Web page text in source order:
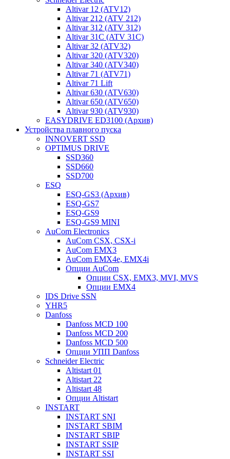
Altivar 12 (ATV12)
Altivar 212 (ATV 212)
Altivar 312 (ATV 312)
Altivar 31C (ATV 31C)
Altivar 32 (ATV32)
Altivar 320 (ATV320)
Altivar 340 (ATV340)
Altivar 71 (ATV71)
Altivar 71 Lift
Altivar 630 (ATV630)
Altivar 650 (ATV650)
Altivar 930 (ATV930)
EASYDRIVE ED3100 (Архив)
Устройства плавного пуска
INNOVERT SSD
OPTIMUS DRIVE
SSD360
SSD660
SSD700
ESQ
ESQ-GS3 (Архив)
ESQ-GS7
ESQ-GS9
ESQ-GS9 MINI
AuCom Electronics
AuCom CSX, CSX-i
AuCom EMX3
AuCom EMX4e, EMX4i
Опции AuCom
Опции CSX, EMX3, MVI, MVS
Опции EMX4
IDS Drive SSN
YHR5
Danfoss
Danfoss MCD 100
Danfoss MCD 200
Danfoss MCD 500
Опции УПП Danfoss
Schneider Electric
Altistart 01
Altistart 22
Altistart 48
Опции Altistart
INSTART
INSTART SNI
INSTART SBIM
INSTART SBIP
INSTART SSIP
INSTART SSI